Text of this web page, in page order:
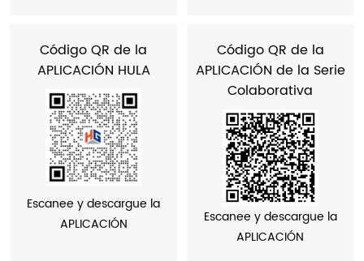
Código QR de la
APLICACIÓN HULA
Escanee y descargue la
APLICACIÓN
Código QR de la
APLICACIÓN de la Serie
Colaborativa
Escanee y descargue la
APLICACIÓN